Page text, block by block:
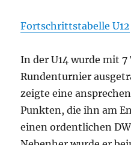
Fortschrittstabelle U12
In der U14 wurde mit
Rundenturnier
zeigte eine
Punkten, die ihn am
einen ordentlichen